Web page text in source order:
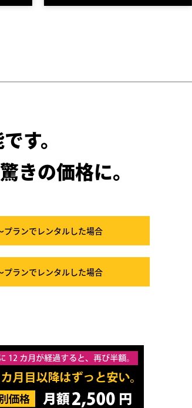
す。
きの価格に。
プランでレンタルした場合
プランでレンタルした場合